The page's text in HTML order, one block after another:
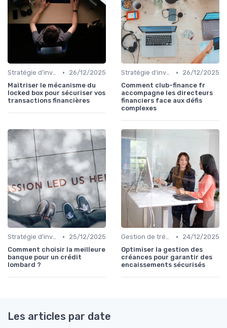
Stratégie d'investissement •
26/12/2025
Maîtriser le mécanisme du
locked box pour sécuriser vos
transactions financières
Stratégie d'investissement •
26/12/2025
Comment club-finance fr
accompagne les directeurs
financiers face aux défis
complexes
Stratégie d'investissement •
25/12/2025
Comment choisir la meilleure
banque pour un crédit
lombard ?
Gestion de trésorerie •
24/12/2025
Optimiser la gestion des
créances pour garantir des
encaissements sécurisés
Les articles par date